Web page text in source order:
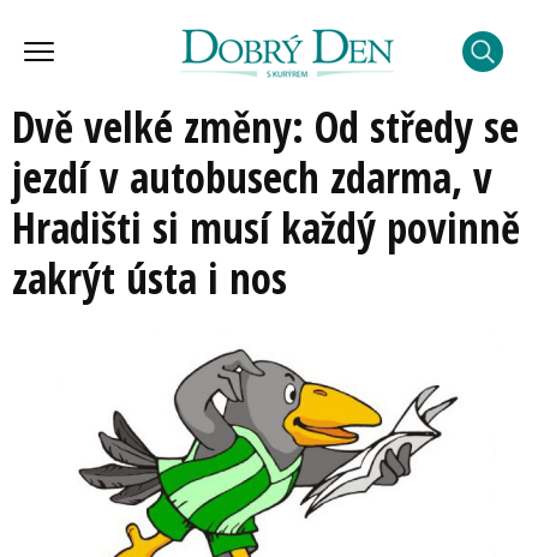
Dvě velké změny: Od středy se
jezdí v autobusech zdarma, v
Hradišti si musí každý povinně
zakrýt ústa i nos